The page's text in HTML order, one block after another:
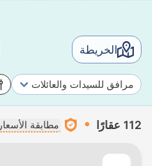
الخريطة
مرافق للسيدات والعائلات
112 عقارًا مطابقة الأسعار